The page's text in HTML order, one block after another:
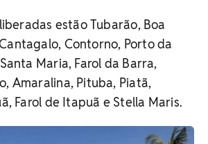
estão Tubarão, Boa
Contorno, Porto da
Maria, Farol da Barra,
Amaralina, Pituba, Piatã,
Farol de Itapuã e Stella Maris.